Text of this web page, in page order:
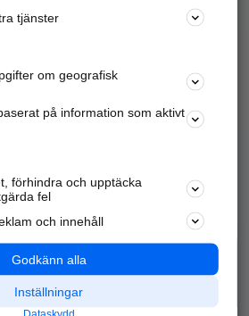
Marknadsför företaget
Kom igång och annonsera mot
samarbetspartners nära dig.
Populära sökningar
Annonsera
Integritet
Nödnummer
tjänster
om geografisk
på information som aktivt
förhindra och upptäcka
fel
och innehåll
Godkänn alla
Inställningar
Dataskydd